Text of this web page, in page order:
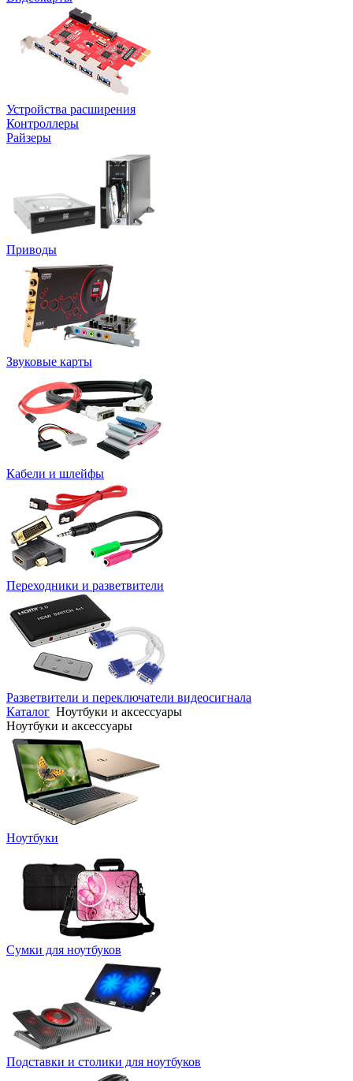
Устройства расширения
Контроллеры
Райзеры
Приводы
Звуковые карты
Кабели и шлейфы
Переходники и разветвители
Разветвители и переключатели видеосигнала
Каталог Ноутбуки и аксессуары
Ноутбуки и аксессуары
Ноутбуки
Сумки для ноутбуков
Подставки и столики для ноутбуков